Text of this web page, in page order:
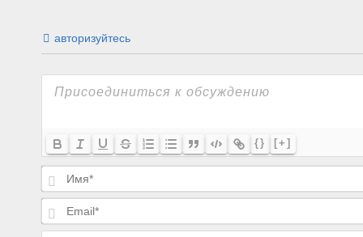
авторизуйтесь
{} [+]